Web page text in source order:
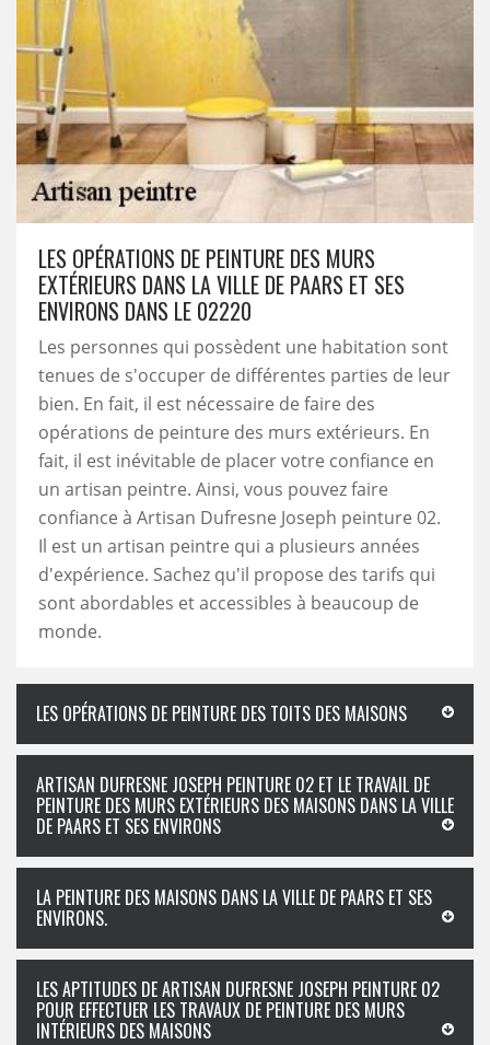
LES OPÉRATIONS DE PEINTURE DES MURS
EXTÉRIEURS DANS LA VILLE DE PAARS ET SES
ENVIRONS DANS LE 02220
Les personnes qui possèdent une habitation sont
tenues de s'occuper de différentes parties de leur
bien. En fait, il est nécessaire de faire des
opérations de peinture des murs extérieurs. En
fait, il est inévitable de placer votre confiance en
un artisan peintre. Ainsi, vous pouvez faire
confiance à Artisan Dufresne Joseph peinture 02.
Il est un artisan peintre qui a plusieurs années
d'expérience. Sachez qu'il propose des tarifs qui
sont abordables et accessibles à beaucoup de
monde.
LES OPÉRATIONS DE PEINTURE DES TOITS DES MAISONS
ARTISAN DUFRESNE JOSEPH PEINTURE 02 ET LE TRAVAIL DE
PEINTURE DES MURS EXTÉRIEURS DES MAISONS DANS LA VILLE
DE PAARS ET SES ENVIRONS
LA PEINTURE DES MAISONS DANS LA VILLE DE PAARS ET SES
ENVIRONS.
LES APTITUDES DE ARTISAN DUFRESNE JOSEPH PEINTURE 02
POUR EFFECTUER LES TRAVAUX DE PEINTURE DES MURS
INTÉRIEURS DES MAISONS